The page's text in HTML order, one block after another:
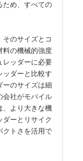
ため、すべての
のサイズとコ
料の機械的強度
レッダーに必要
ッダーと比較す
ーのサイズは細
会社がモバイル
、より大きな機
ーとリサイク
クトさを活用で